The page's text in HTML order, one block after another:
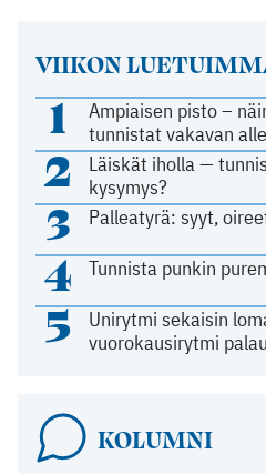
VIIKON
1
Ampiaisen pisto –
tunnistat vakavan
2
Läiskät iholla —
kysymys?
3 Palleatyrä: syyt,
4 Tunnista punkin
5
Unirytmi sekaisin
vuorokausirytmi
KOLUMNI